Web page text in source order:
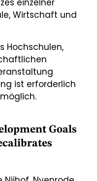
Wirtschaft und
Hochschulen,
ist erforderlich
Goals